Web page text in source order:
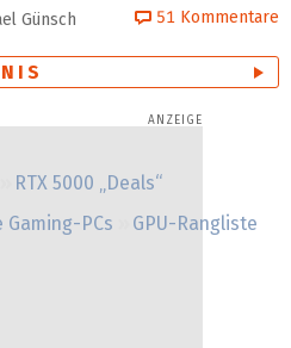
RTX 5000 „Deals“
Gaming-PCs
GPU-Rangliste
Günsch 51 Kommentare